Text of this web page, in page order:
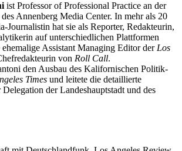
ist Professor of Professional Practice an der
Annenberg Media Center. In mehr als 20
Journalistin hat sie als Reporter, Redakteurin,
auf unterschiedlichen Plattformen
ehemalige Assistant Managing Editor der Los
von Roll Call.
den Ausbau des Kalifornischen Politik-
Times und leitete die detaillierte
der Landeshauptstadt und des